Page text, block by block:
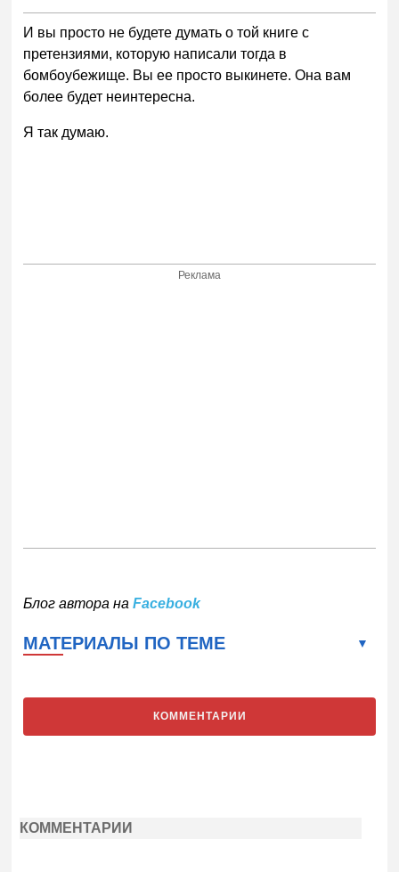
И вы просто не будете думать о той книге с
претензиями, которую написали тогда в
бомбоубежище. Вы ее просто выкинете. Она вам
более будет неинтересна.
Я так думаю.
Реклама
Блог автора наFacebook
МАТЕРИАЛЫ ПО ТЕМЕ
КОММЕНТАРИИ
КОММЕНТАРИИ